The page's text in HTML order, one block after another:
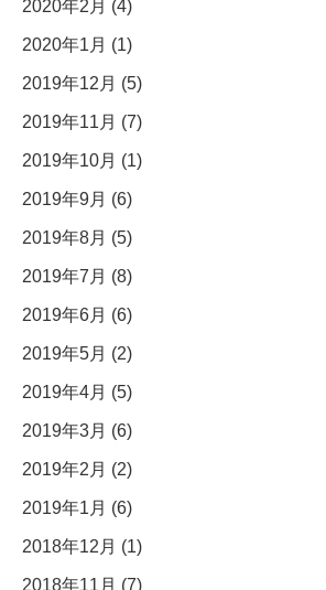
2020年2月 (4)
2020年1月 (1)
2019年12月 (5)
2019年11月 (7)
2019年10月 (1)
2019年9月 (6)
2019年8月 (5)
2019年7月 (8)
2019年6月 (6)
2019年5月 (2)
2019年4月 (5)
2019年3月 (6)
2019年2月 (2)
2019年1月 (6)
2018年12月 (1)
2018年11月 (7)